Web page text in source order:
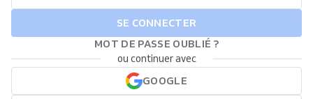
SE CONNECTER
MOT DE PASSE OUBLIÉ ?
ou continuer avec
GOOGLE